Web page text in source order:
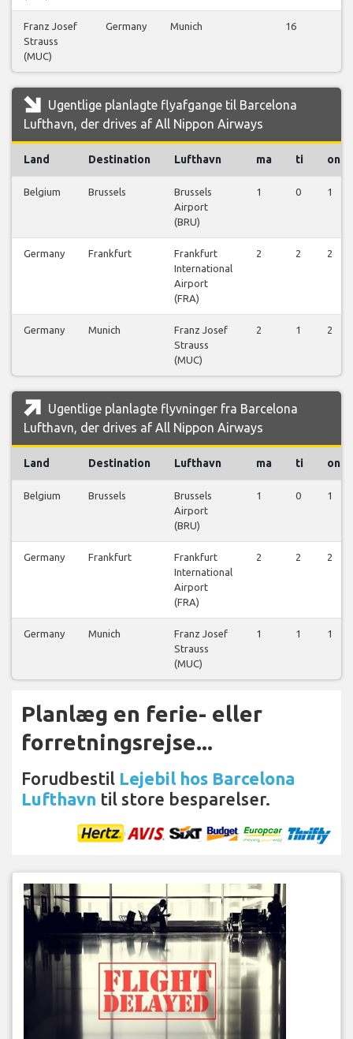
Franz Josef
Strauss
(MUC)
Germany Munich
16
Ugentlige planlagte flyafgange til Barcelona
Lufthavn, der drives af All Nippon Airways
Land Destination Lufthavn ma ti on
Belgium Brussels
Brussels
Airport
(BRU)
1 0 1
Germany Frankfurt
Frankfurt
International
Airport
(FRA)
2 2 2
Germany Munich
Franz Josef
Strauss
(MUC)
2 1 2
Ugentlige planlagte flyvninger fra Barcelona
Lufthavn, der drives af All Nippon Airways
Land Destination Lufthavn ma ti on
Belgium Brussels
Brussels
Airport
(BRU)
1 0 1
Germany Frankfurt
Frankfurt
International
Airport
(FRA)
2 2 2
Germany Munich
Franz Josef
Strauss
(MUC)
1 1 1
Planlæg en ferie- eller
forretningsrejse...
Forudbestil Lejebil hos Barcelona
Lufthavn til store besparelser.